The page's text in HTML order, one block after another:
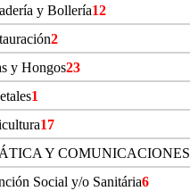
y Bollería12
2
y Hongos23
1
17
Y COMUNICACIONES
Social y/o Sanitária6